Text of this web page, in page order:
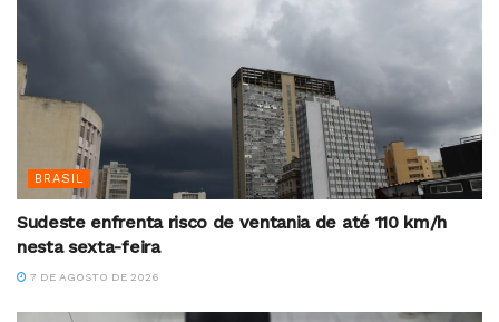
BRASIL
Sudeste enfrenta risco de ventania de até 110 km/h
nesta sexta-feira
7 DE AGOSTO DE 2026